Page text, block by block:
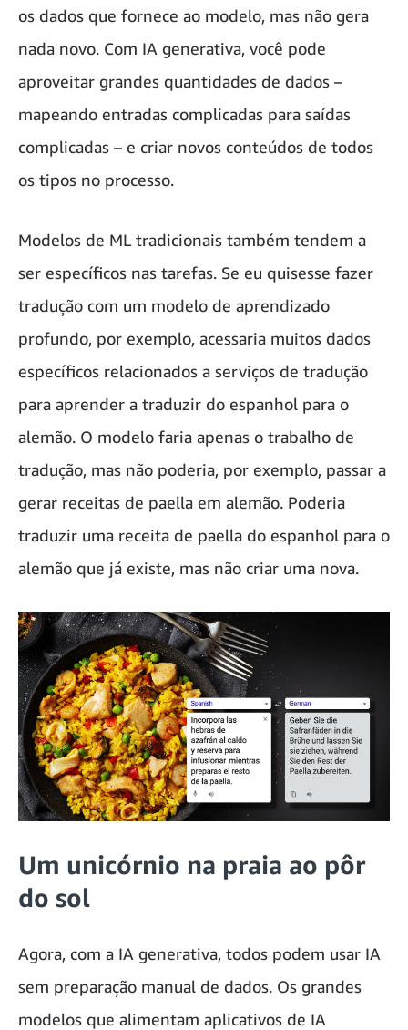
os dados que fornece ao modelo, mas não gera
nada novo. Com IA generativa, você pode
aproveitar grandes quantidades de dados –
mapeando entradas complicadas para saídas
complicadas – e criar novos conteúdos de todos
os tipos no processo.
Modelos de ML tradicionais também tendem a
ser específicos nas tarefas. Se eu quisesse fazer
tradução com um modelo de aprendizado
profundo, por exemplo, acessaria muitos dados
específicos relacionados a serviços de tradução
para aprender a traduzir do espanhol para o
alemão. O modelo faria apenas o trabalho de
tradução, mas não poderia, por exemplo, passar a
gerar receitas de paella em alemão. Poderia
traduzir uma receita de paella do espanhol para o
alemão que já existe, mas não criar uma nova.
Um unicórnio na praia ao pôr
do sol
Agora, com a IA generativa, todos podem usar IA
sem preparação manual de dados. Os grandes
modelos que alimentam aplicativos de IA